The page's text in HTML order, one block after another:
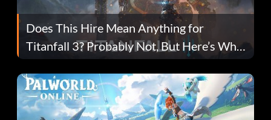
Does This Hire Mean Anything for
Titanfall 3? Probably Not, But Here’s Why
Fans Are Hopeful